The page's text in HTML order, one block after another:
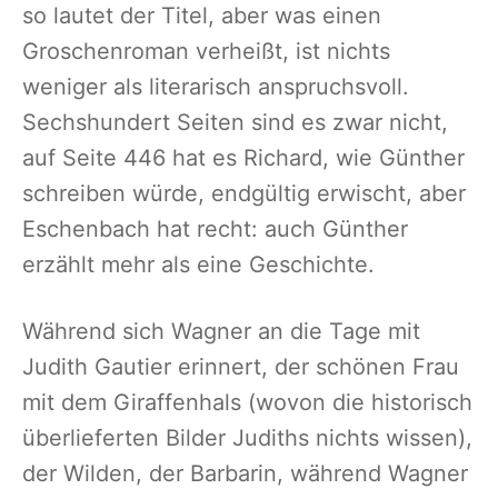
so lautet der Titel, aber was einen
Groschenroman verheißt, ist nichts
weniger als literarisch anspruchsvoll.
Sechshundert Seiten sind es zwar nicht,
auf Seite 446 hat es Richard, wie Günther
schreiben würde, endgültig erwischt, aber
Eschenbach hat recht: auch Günther
erzählt mehr als eine Geschichte.
Während sich Wagner an die Tage mit
Judith Gautier erinnert, der schönen Frau
mit dem Giraffenhals (wovon die historisch
überlieferten Bilder Judiths nichts wissen),
der Wilden, der Barbarin, während Wagner